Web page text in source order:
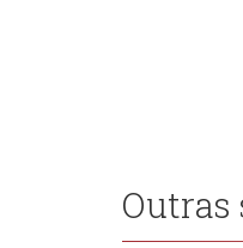
Outras